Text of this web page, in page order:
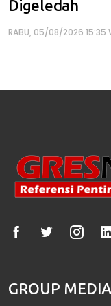
Digeledah
RABU, 05/08/2026 15:35
GROUP MEDIA